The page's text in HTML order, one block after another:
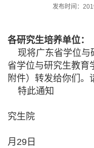
发布时间：
各研究生培养单位：
现将广东省学位与
省学位与研究生教育
附件）转发给你们。
特
暨
究生院
月29日